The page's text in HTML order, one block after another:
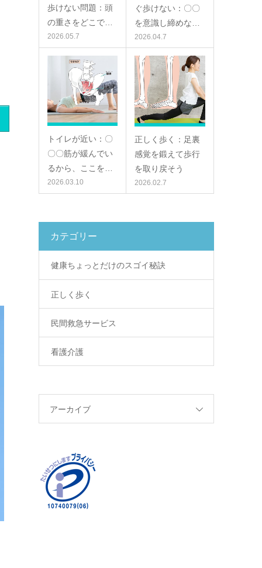
歩けない問題：頭
の重さをどこで…
2026.05.7
ぐ歩けない：〇〇
を意識し締めな…
2026.04.7
トイレが近い：〇
〇〇筋が緩んでい
るから、ここを…
2026.03.10
正しく歩く：足裏
感覚を鍛えて歩行
を取り戻そう
2026.02.7
カテゴリー
健康ちょっとだけのスゴイ秘訣
正しく歩く
民間救急サービス
看護介護
アーカイブ